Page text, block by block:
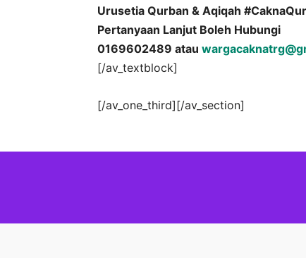
Urusetia Qurban & Aqiqah
Pertanyaan Lanjut Boleh Hubungi
0169602489 atau
[/av_textblock]
[/av_one_third][/av_section]